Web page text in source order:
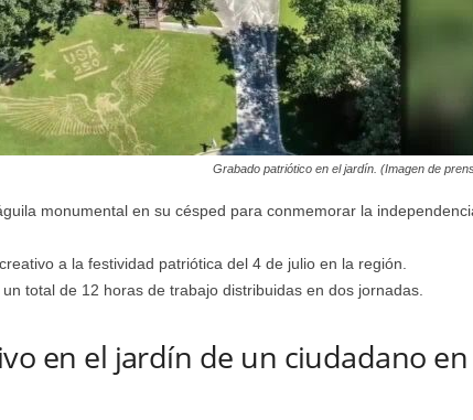
Grabado patriótico en el jardín. (Imagen de
monumental en su césped para conmemorar la
a la festividad patriótica del 4 de julio en la región.
total de 12 horas de trabajo distribuidas en dos jornadas.
en el jardín de un ciudadano en